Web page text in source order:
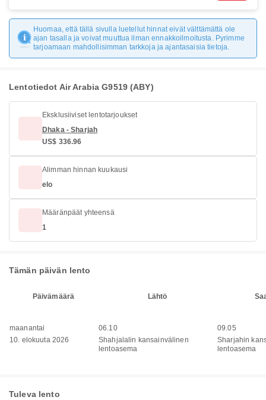
Huomaa, että tällä sivulla luetellut hinnat eivät välttämättä ole
ajan tasalla ja voivat muuttua ilman ennakkoilmoitusta. Pyrimme
tarjoamaan mahdollisimman tarkkoja ja ajantasaisia tietoja.
Lentotiedot Air Arabia G9519 (ABY)
Eksklusiiviset lentotarjoukset
Dhaka - Sharjah
US$ 336.96
Alimman hinnan kuukausi
elo
Määränpäät yhteensä
1
Tämän päivän lento
Päivämäärä Lähtö
maanantai
10. elokuuta 2026
06.10
Shahjalalin kansainvälinen
lentoasema
09.05
Sharjahin
lentoasema
Tuleva lento